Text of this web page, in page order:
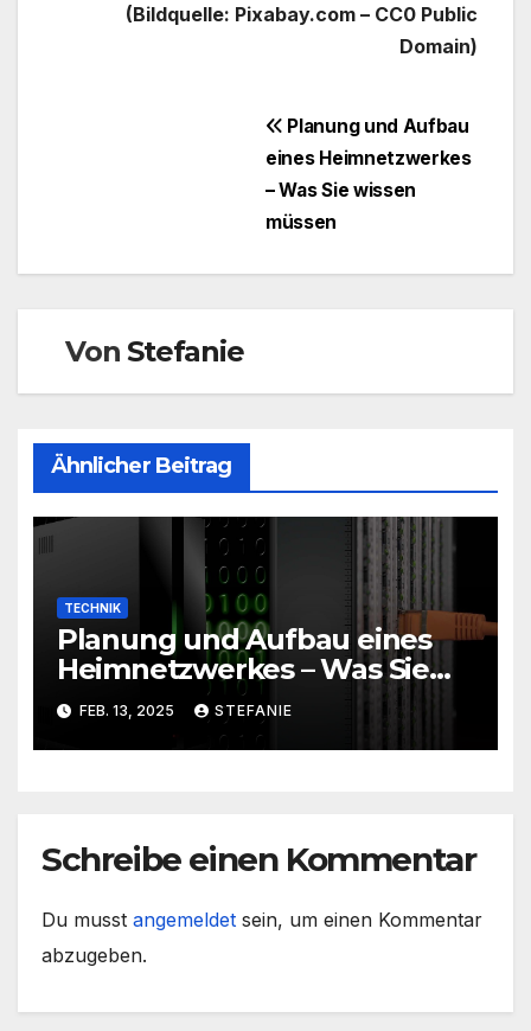
(Bildquelle: Pixabay.com – CC0 Public
Domain)
Beitragsnavigation
Planung und Aufbau
eines Heimnetzwerkes
– Was Sie wissen
müssen
Von Stefanie
Ähnlicher Beitrag
TECHNIK
Planung und Aufbau eines
Heimnetzwerkes – Was Sie
wissen müssen
FEB. 13, 2025 STEFANIE
Schreibe einen Kommentar
Du musst angemeldet sein, um einen Kommentar
abzugeben.